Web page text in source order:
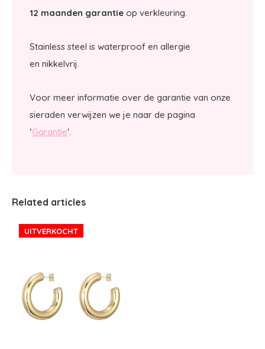
12 maanden garantie op verkleuring.
Stainless steel is waterproof en allergie
en nikkelvrij.
Voor meer informatie over de garantie van onze
sieraden verwijzen we je naar de pagina
‘Garantie'.
Related articles
UITVERKOCHT